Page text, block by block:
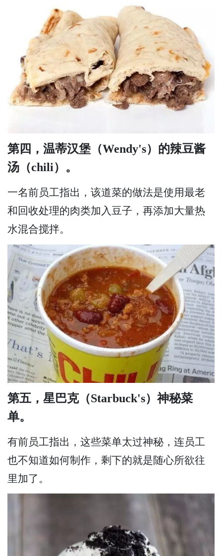
第四，温蒂汉堡（Wendy's）的辣豆酱
汤（chili）。
一名前员工指出，该道菜的做法是使用最老
和回收处理的肉类加入豆子，再添加大量热
水混合搅拌。
第五，星巴克（Starbuck's）神秘菜
单。
有前员工指出，这些菜单太过神秘，连员工
也不知道如何制作，剩下的就是随心所欲往
里加了。